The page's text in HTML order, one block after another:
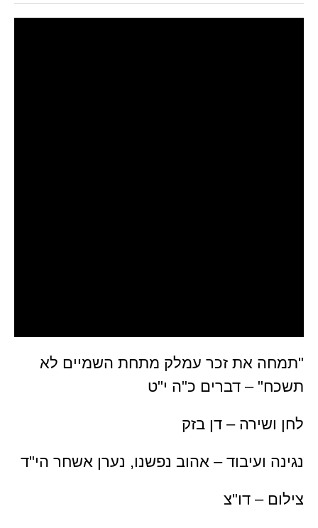
"תמחה את זכר עמלק מתחת השמיים לא
תשכח" – דברים כ"ה י"ט
לחן ושירה – דן בזק
נגינה ועיבוד – אהוב נפשנו, נערן אשחר הי"ד
צילום – דו"צ